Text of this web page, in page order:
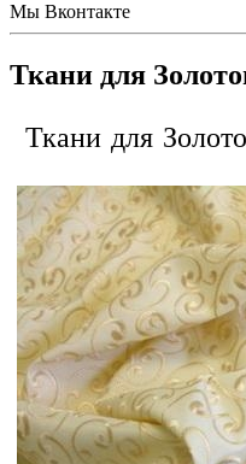
Мы Вконтакте
Ткани для
Ткани для